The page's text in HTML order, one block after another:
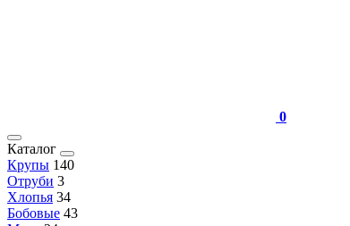
0
Каталог
Крупы 140
Отруби 3
Хлопья 34
Бобовые 43